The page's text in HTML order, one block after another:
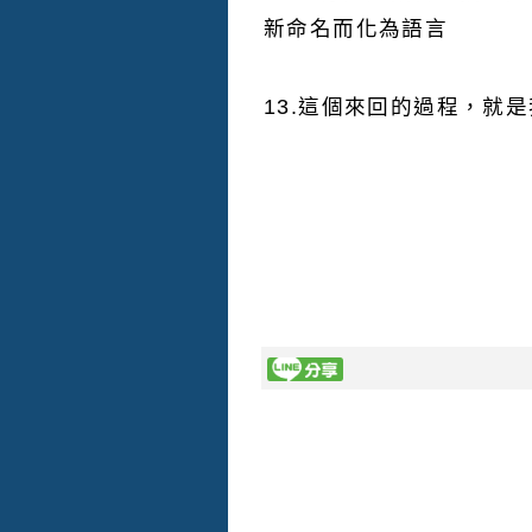
新命名而化為語言
13.這個來回的過程，就